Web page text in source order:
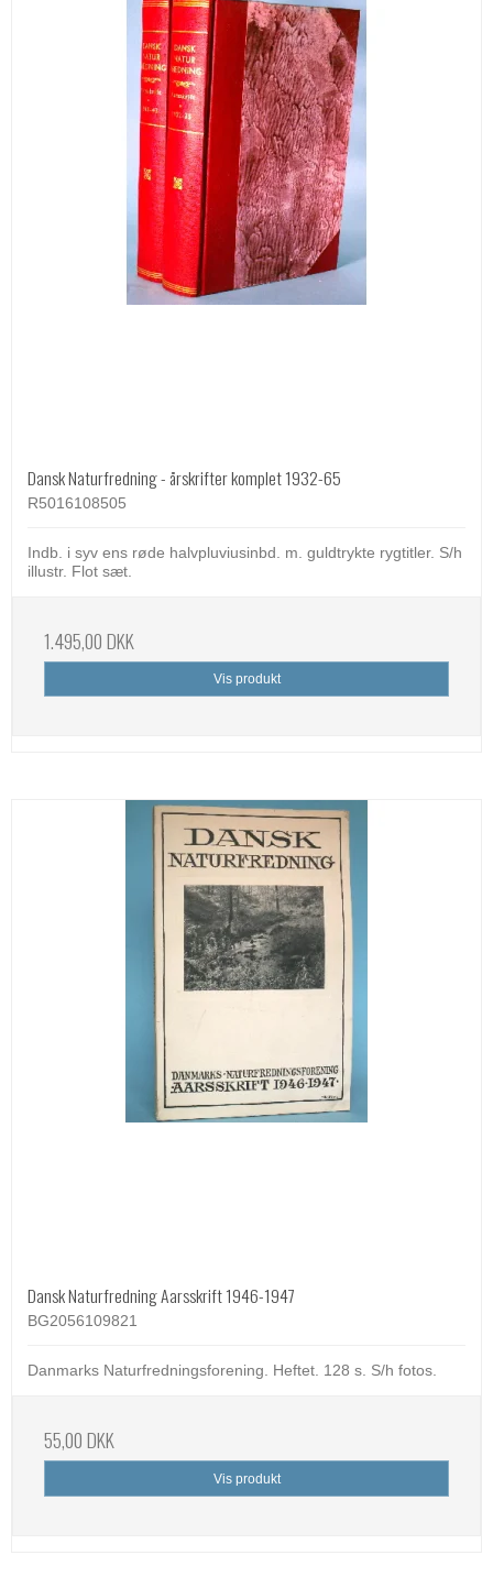
Dansk Naturfredning - årskrifter komplet 1932-65
R5016108505
Indb. i syv ens røde halvpluviusinbd. m. guldtrykte rygtitler. S/h
illustr. Flot sæt.
1.495,00 DKK
Vis produkt
Dansk Naturfredning Aarsskrift 1946-1947
BG2056109821
Danmarks Naturfredningsforening. Heftet. 128 s. S/h fotos.
55,00 DKK
Vis produkt